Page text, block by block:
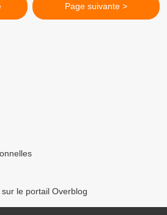
Page suivante >
le portail Overblog